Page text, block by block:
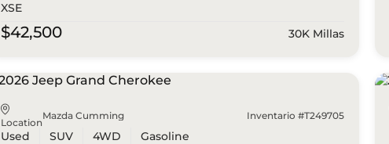
XSE
$42,500 30K Millas
Location
Mazda Cumming Inventario #T249705
Used SUV 4WD Gasoline